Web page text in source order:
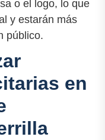
o el logo, lo que
y estarán más
público.
en